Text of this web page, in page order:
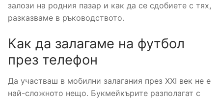
залози на родния пазар и как да се сдобиете с тях,
разказваме в ръководството.
Как да залагаме на футбол
през телефон
Да участваш в мобилни залагания през XXI век не е
най-сложното нещо. Букмейкърите разполагат с